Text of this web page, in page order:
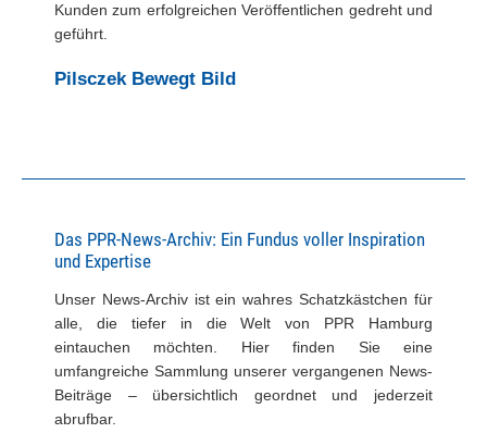
Kunden zum erfolgreichen Veröffentlichen gedreht und
geführt.
Pilsczek Bewegt Bild
Das PPR-News-Archiv: Ein Fundus voller Inspiration
und Expertise
Unser News-Archiv ist ein wahres Schatzkästchen für
alle, die tiefer in die Welt von PPR Hamburg
eintauchen möchten. Hier finden Sie eine
umfangreiche Sammlung unserer vergangenen News-
Beiträge – übersichtlich geordnet und jederzeit
abrufbar.